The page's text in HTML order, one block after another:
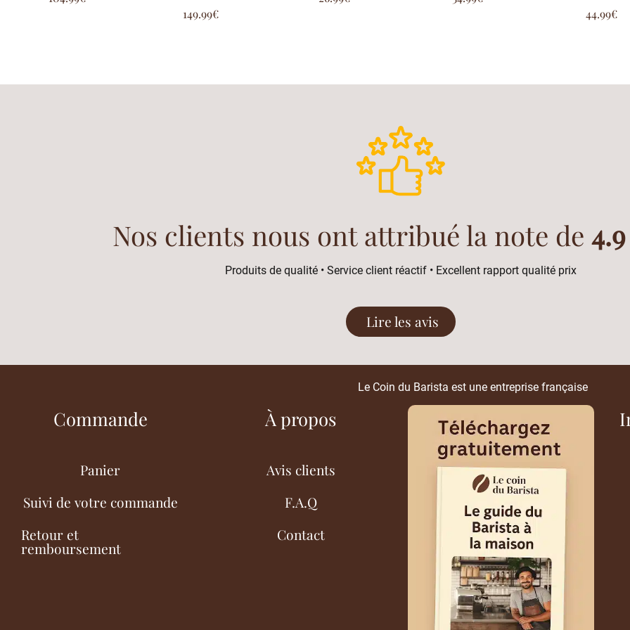
sur 5
5.00
sur 5
149.99€
sur 5
sur 5
5.00
sur 5
44.99€
Nos clients nous ont attribué la note de
Produits de qualité • Service client réactif • Excellent rapport qualité prix
Lire les avis
Le Coin du Barista est une entreprise française
Commande
Panier
Suivi de votre commande
Retour et
remboursement
À propos
Avis clients
F.A.Q
Contact